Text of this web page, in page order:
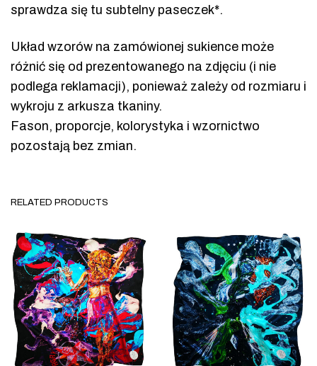
sprawdza się tu subtelny paseczek*.
Układ wzorów na zamówionej sukience może
różnić się od prezentowanego na zdjęciu (i nie
podlega reklamacji), ponieważ zależy od rozmiaru i
wykroju z arkusza tkaniny.
Fason, proporcje, kolorystyka i wzornictwo
pozostają bez zmian.
RELATED PRODUCTS